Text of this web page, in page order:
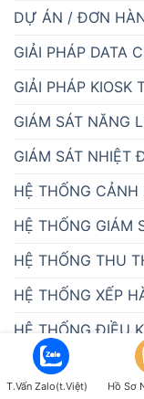
DỰ ÁN / ĐƠN
GIẢI PHÁP DATA
GIẢI PHÁP KIOSK
GIÁM SÁT NĂNG
GIÁM SÁT NHIỆT
HỆ THỐNG CẢNH
HỆ THỐNG GIÁM
HỆ THỐNG THU
HỆ THỐNG XẾP
HỆ THỐNG ĐIỀU
HỆ THỐNG ĐO
T.Vấn Zalo(t.Việt) Hồ Sơ